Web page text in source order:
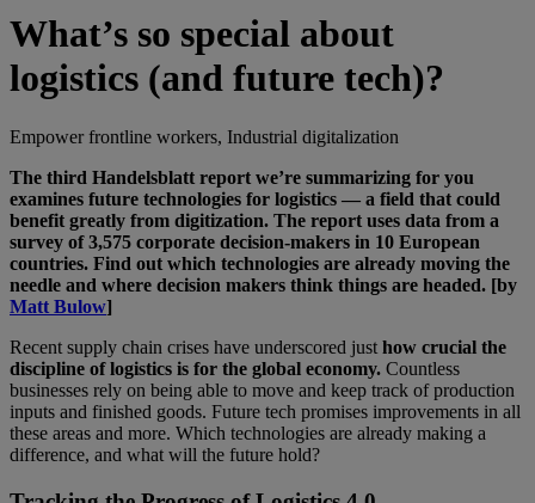
What’s so special about
logistics (and future tech)?
Empower frontline workers, Industrial digitalization
The third Handelsblatt report we’re summarizing for you
examines future technologies for logistics — a field that could
benefit greatly from digitization. The report uses data from a
survey of 3,575 corporate decision-makers in 10 European
countries. Find out which technologies are already moving the
needle and where decision makers think things are headed. [by
Matt Bulow]
Recent supply chain crises have underscored just how crucial the
discipline of logistics is for the global economy. Countless
businesses rely on being able to move and keep track of production
inputs and finished goods. Future tech promises improvements in all
these areas and more. Which technologies are already making a
difference, and what will the future hold?